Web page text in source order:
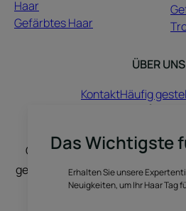
Das Wichtigste
Erhalten Sie unsere
Neuigkeiten, um Ihr Haar Tag
Haar
Gefärbtes Haar
ÜBER UNS
KontaktHäufig
Hier hören wir Ihnen zu:
Geschichte, und wir
genauso wie Ihre Geschichten,
und Lebensveränderungen.